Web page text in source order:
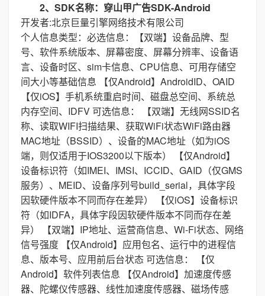
2、SDK名称：穿山甲广告SDK-Android
开发者:北京巨量引擎网络技术有限公司
个人信息类型：必选信息：【双端】设备品牌、型
号、软件系统版本、屏幕密度、屏幕分辨率、设备语
言、设备时区、sim卡信息、CPU信息、可用存储空
间大小等基础信息 【仅Android】AndroidID、OAID
【仅iOS】手机系统重启时间、磁盘总空间、系统总
内存空间、IDFV 可选信息： 【双端】无线网SSID名
称、读取WIFI扫描结果、获取WiFi状态WiFi路由器
MAC地址（BSSID）、设备的MAC地址（如为iOS
端，则仅适用于IOS3200以下版本） 【仅Android】
设备标识符（如IMEI、IMSI、ICCID、GAID（仅GMS
服务）、MEID、设备序列号build_serial，具体字段
因软硬件版本不同而存在差异） 【仅iOS】设备标识
符（如IDFA，具体字段因软硬件版本不同而存在差
异） 【双端】IP地址、运营商信息、Wi-Fi状态、网络
信号强度 【仅Android】应用包名、运行中的进程信
息、版本号、应用前后台状态 可选信息： 【仅
Android】软件列表信息 【仅Android】加速度传感
器、陀螺仪传感器、线性加速度传感器、磁场传感